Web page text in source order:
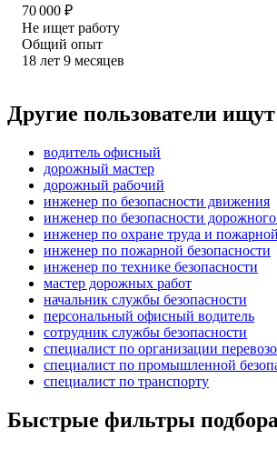
70 000 ₽
Не ищет работу
Общий опыт
18 лет 9 месяцев
Другие пользователи ищут
водитель офисный
дорожный мастер
дорожный рабочий
инженер по безопасности движения
инженер по безопасности
инженер по охране труда и
инженер по пожарной безопасности
инженер по технике безопасности
мастер дорожных работ
начальник службы безопасности
персональный офисный водитель
сотрудник службы безопасности
специалист по организации
специалист по промышленной
специалист по транспорту
Быстрые фильтры